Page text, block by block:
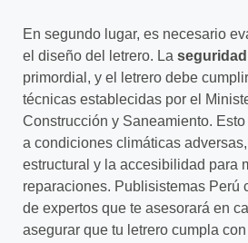
En segundo lugar, es necesario
el diseño del letrero. La seguridad
primordial, y el letrero debe
técnicas establecidas por el
Construcción y Saneamiento.
a condiciones climáticas
estructural y la accesibilidad para
reparaciones. Publisistemas Perú
de expertos que te asesorará en
asegurar que tu letrero cumpla